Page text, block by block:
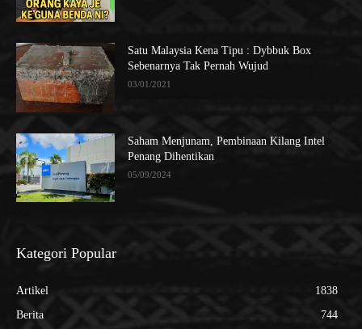
Satu Malaysia Kena Tipu : Dybbuk Box
Sebenarnya Tak Pernah Wujud
03/01/2021
Saham Menjunam, Pembinaan Kilang Intel
Penang Dihentikan
05/09/2024
Kategori Popular
Artikel
1838
Berita
744